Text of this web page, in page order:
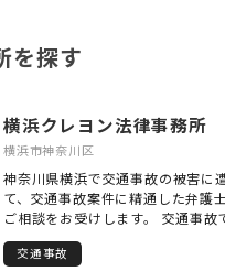
を探す
横浜クレヨン法律事務所
横浜市神奈川区
神奈川県横浜で交通事故の被害に
て、交通事故案件に精通した弁護
ご相談をお受けします。 交通事故
は、本来受け取れる「正当な補償
す。しかし、相手方が保険会社と
交通事故